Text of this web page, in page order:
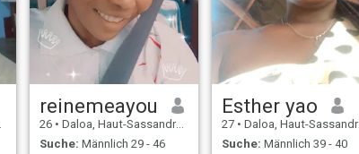
reinemeayou
26 • Daloa, Haut-Sassandra, Côte d'Ivoire
Suche: Männlich 29 - 46
Esther yao
27 • Daloa, Haut-Sassandra, Côte d'Ivoire
Suche: Männlich 39 - 40